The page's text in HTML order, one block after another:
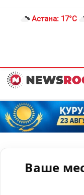
Астана: 17°C
Ваше